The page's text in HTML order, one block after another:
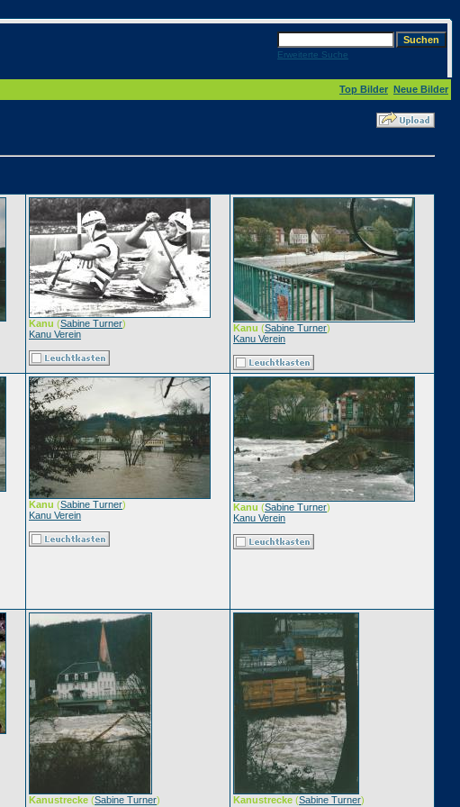
Erweiterte Suche
Top Bilder Neue Bilder
Kanu (Sabine Turner)
Kanu Verein
Kanu (Sabine Turner)
Kanu Verein
Kanu (Sabine Turner)
Kanu Verein
Kanu (Sabine Turner)
Kanu Verein
Kanustrecke (Sabine Turner)
Kanustrecke (Sabine Turner)